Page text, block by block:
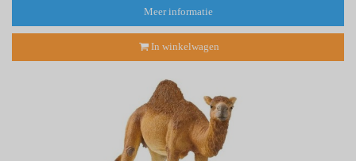
Meer informatie
In winkelwagen